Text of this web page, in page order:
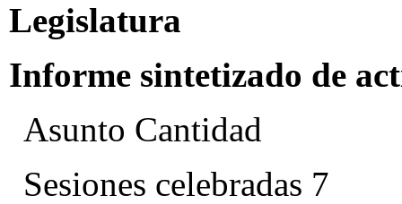
Legislatura
Informe sintetizado de
Asunto Cantidad
Sesiones celebradas 7